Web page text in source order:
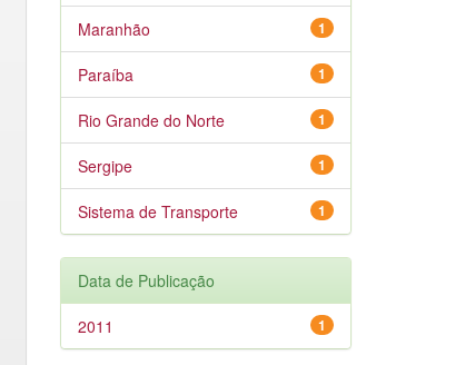
1
Maranhão
1
Paraíba
1
Rio Grande do Norte
1
Sergipe
1
Sistema de Transporte
Data de Publicação
1
2011